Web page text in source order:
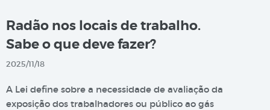
Radão nos locais de trabalho.
Sabe o que deve fazer?
2025/11/18
A Lei define sobre a necessidade de avaliação da
exposição dos trabalhadores ou público ao gás